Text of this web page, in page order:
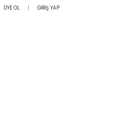
ÜYE OL GİRİŞ YAP